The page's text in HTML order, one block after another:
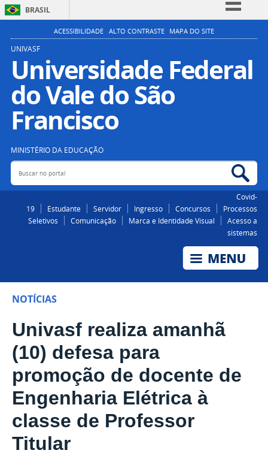
BRASIL
Simplifique!
Participe
Acesso à informação
Legislação
ACESSIBILIDADE ALTO CONTRASTE MAPA DO SITE
UNIVASF
Universidade Federal
do Vale do São
Francisco
MINISTÉRIO DA EDUCAÇÃO
Buscar no portal
Covid-
19
Estudante Servidor Ingresso Concursos
Processos
Seletivos
Comunicação Marca e Identidade Visual
Acesso a
sistemas
NOTÍCIAS
Univasf realiza amanhã
(10) defesa para
promoção de docente de
Engenharia Elétrica à
classe de Professor
Titular